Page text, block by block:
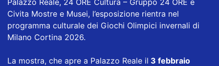
Civita Mostre e Musei, l’esposizione rientra nel
programma culturale dei Giochi Olimpici invernali di
Milano Cortina 2026.
La mostra, che apre a Palazzo Reale il 3 febbraio